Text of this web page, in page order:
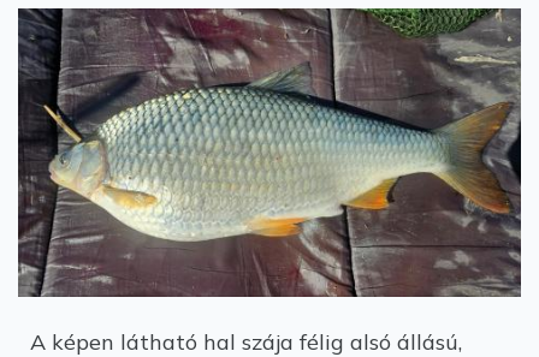
A képen látható hal szája félig alsó állású,